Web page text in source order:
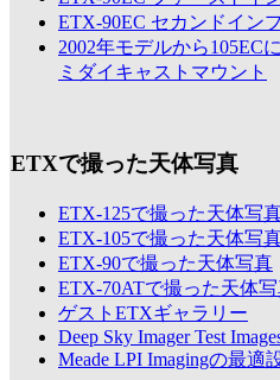
ETX-90EC セカンドイン
2002年モデルから105EC
ミダイキャストマウント
ETXで撮った天体写真
ETX-125で撮った天体写
ETX-105で撮った天体写
ETX-90で撮った天体写真
ETX-70ATで撮った天体
ゲストETXギャラリー
Deep Sky Imager Test
Meade LPI Imagingの最適